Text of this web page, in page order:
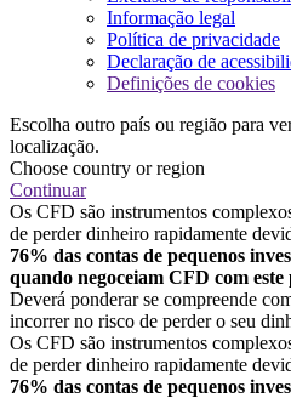
Informação legal
Política de privacidade
Declaração de
Definições de cookies
Escolha outro país ou região para
localização.
Choose country or region
Continuar
Os CFD são instrumentos
de perder dinheiro rapidamente
76% das contas de pequenos
quando negoceiam CFD com este
Deverá ponderar se compreende
incorrer no risco de perder o seu
Os CFD são instrumentos
de perder dinheiro rapidamente
76% das contas de pequenos